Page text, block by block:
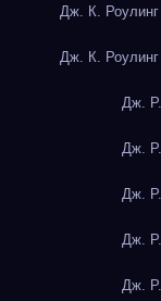
Дж. К.
Дж. К.
Дж.
Дж.
Дж.
Дж.
Дж.